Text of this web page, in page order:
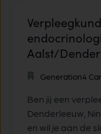
Aalst/
Generation4
Ben jij een
Denderleeuw,
en wil je aan de